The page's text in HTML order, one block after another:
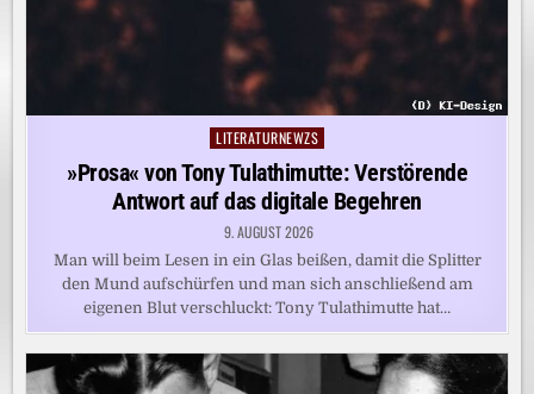
Posted
LITERATURNEWZS
»Prosa« von Tony Tulathimutte: Verstörende
Antwort auf das digitale Begehren
9. AUGUST 2026
Man will beim Lesen in ein Glas beißen, damit die Splitter
den Mund aufschürfen und man sich anschließend am
eigenen Blut verschluckt: Tony Tulathimutte hat…